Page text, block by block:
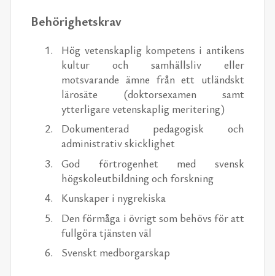
Behörighetskrav
Hög vetenskaplig kompetens i antikens
kultur och samhällsliv eller
motsvarande ämne från ett utländskt
lärosäte (doktorsexamen samt
ytterligare vetenskaplig meritering)
Dokumenterad pedagogisk och
administrativ skicklighet
God förtrogenhet med svensk
högskoleutbildning och forskning
Kunskaper i nygrekiska
Den förmåga i övrigt som behövs för att
fullgöra tjänsten väl
Svenskt medborgarskap